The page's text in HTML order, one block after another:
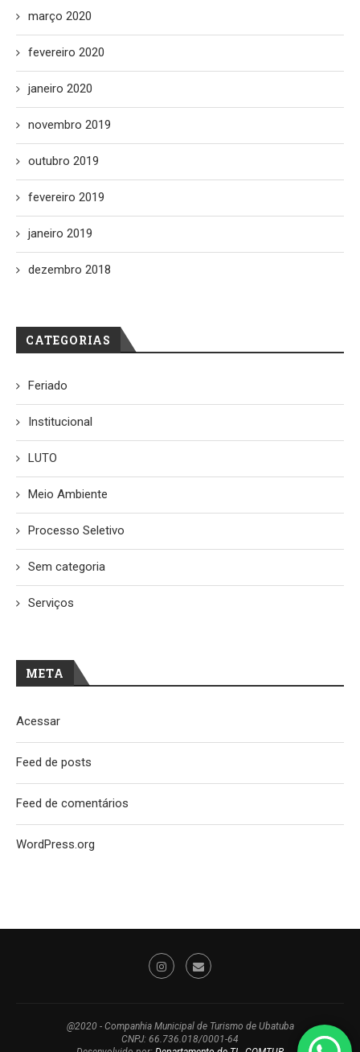
março 2020
fevereiro 2020
janeiro 2020
novembro 2019
outubro 2019
fevereiro 2019
janeiro 2019
dezembro 2018
CATEGORIAS
Feriado
Institucional
LUTO
Meio Ambiente
Processo Seletivo
Sem categoria
Serviços
META
Acessar
Feed de posts
Feed de comentários
WordPress.org
@2020 - Companhia Municipal de Turismo de Ubatuba
CNPJ: 66.736.018/0001-64